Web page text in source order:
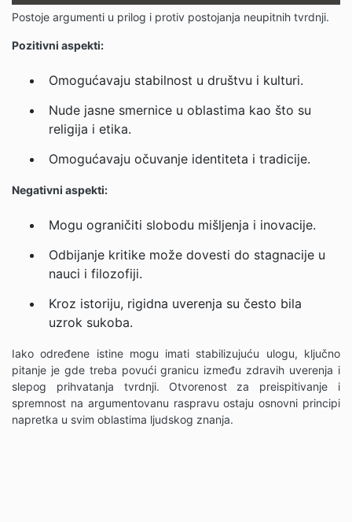
Postoje argumenti u prilog i protiv postojanja neupitnih tvrdnji.
Pozitivni aspekti:
Omogućavaju stabilnost u društvu i kulturi.
Nude jasne smernice u oblastima kao što su
religija i etika.
Omogućavaju očuvanje identiteta i tradicije.
Negativni aspekti:
Mogu ograničiti slobodu mišljenja i inovacije.
Odbijanje kritike može dovesti do stagnacije u
nauci i filozofiji.
Kroz istoriju, rigidna uverenja su često bila
uzrok sukoba.
Iako određene istine mogu imati stabilizujuću ulogu, ključno
pitanje je gde treba povući granicu između zdravih uverenja i
slepog prihvatanja tvrdnji. Otvorenost za preispitivanje i
spremnost na argumentovanu raspravu ostaju osnovni principi
napretka u svim oblastima ljudskog znanja.